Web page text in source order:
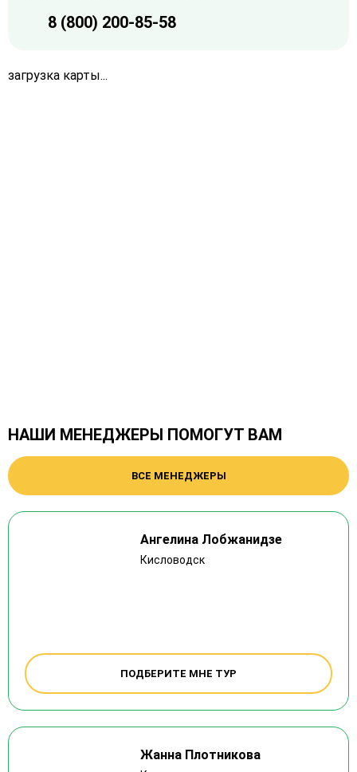
8 (800) 200-85-58
загрузка карты...
НАШИ МЕНЕДЖЕРЫ ПОМОГУТ ВАМ
ВСЕ МЕНЕДЖЕРЫ
Ангелина Лобжанидзе
Кисловодск
ПОДБЕРИТЕ МНЕ ТУР
Жанна Плотникова